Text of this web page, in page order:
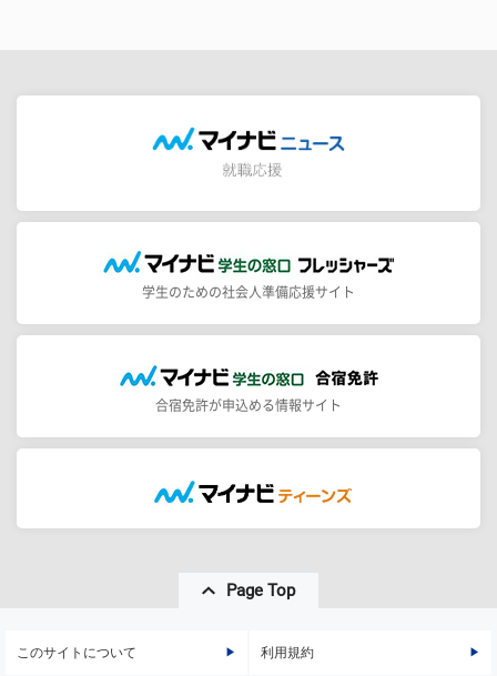
学生のための社会人準備応援サイト
合宿免許が申込める情報サイト
Page Top
このサイトについて 利用規約